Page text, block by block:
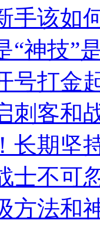
手该如
“神技”
号打金
刺客和
长期坚
士不可
方法和